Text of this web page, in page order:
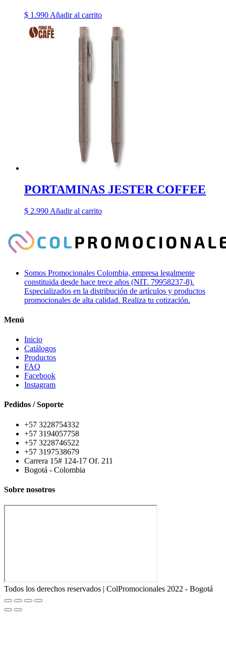
$ 1.990 Añadir al carrito
PORTAMINAS JESTER COFFEE
$ 2.990 Añadir al carrito
Somos Promocionales Colombia, empresa legalmente
constituida desde hace trece años (NIT. 79958237-8).
Especializados en la distribución de artículos y productos
promocionales de alta calidad. Realiza tu cotización.
Menú
Inicio
Catálogos
Productos
FAQ
Facebook
Instagram
Pedidos / Soporte
+57 3228754332
+57 3194057758
+57 3228746522
+57 3197538679
Carrera 15# 124-17 Of. 211
Bogotá - Colombia
Sobre nosotros
Todos los derechos reservados | ColPromocionales 2022 - Bogotá